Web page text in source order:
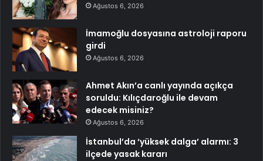
Ağustos 6, 2026
İmamoğlu dosyasına astroloji raporu
girdi
Ağustos 6, 2026
Ahmet Akın’a canlı yayında açıkça
soruldu: Kılıçdaroğlu ile devam
edecek misiniz?
Ağustos 6, 2026
İstanbul’da ‘yüksek dalga’ alarmı: 3
ilçede yasak kararı